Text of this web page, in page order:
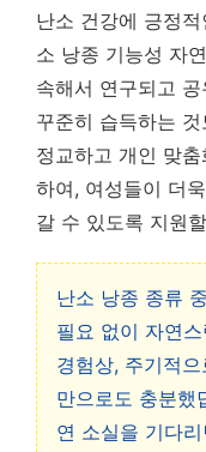
난소 건강에 긍정
소 낭종 기능성 자
속해서 연구되고
꾸준히 습득하는
정교하고 개인 맞
하여, 여성들이 더
갈 수 있도록 지원
난소 낭종 종류
필요 없이 자연
경험상, 주기적
만으로도 충분했
연 소실을 기다